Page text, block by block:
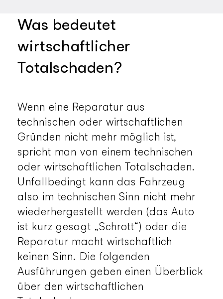
Was bedeutet
wirtschaftlicher
Totalschaden?
Wenn eine Reparatur aus
technischen oder wirtschaftlichen
Gründen nicht mehr möglich ist,
spricht man von einem technischen
oder wirtschaftlichen Totalschaden.
Unfallbedingt kann das Fahrzeug
also im technischen Sinn nicht mehr
wiederhergestellt werden (das Auto
ist kurz gesagt „Schrott“) oder die
Reparatur macht wirtschaftlich
keinen Sinn. Die folgenden
Ausführungen geben einen Überblick
über den wirtschaftlichen